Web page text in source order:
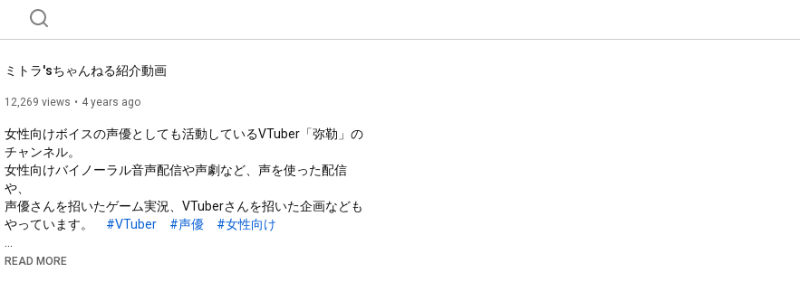
ミトラ'sちゃんねる紹介動画
12,269 views 4 years ago
女性向けボイスの声優としても活動しているVTuber「弥勒」の
チャンネル。
女性向けバイノーラル音声配信や声劇など、声を使った配信
や、
声優さんを招いたゲーム実況、VTuberさんを招いた企画なども
やっています。 #VTuber #声優 #女性向け
ー・ー・ー・ー・ー・ー・ー・ー・ー・ー・ー・ー・ー・ー・
READ MORE